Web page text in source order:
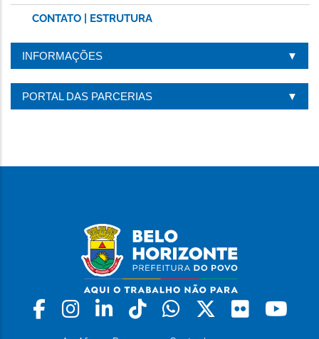
CONTATO | ESTRUTURA
INFORMAÇÕES
PORTAL DAS PARCERIAS
Facebook
Instagram
LinkedinTiktokWhatsapp
X Flickr